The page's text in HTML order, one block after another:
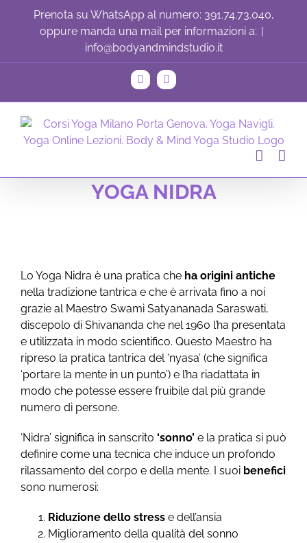
Prenota su WhatsApp al numero: 391.74.73.040,
oppure manda una mail per informazioni a: |
info@bodyandmindstudio.it
InstagramFacebook
YOGA NIDRA
Lo Yoga Nidra è una pratica che ha origini antiche
nella tradizione tantrica e che è arrivata fino a noi
grazie al Maestro Swami Satyananada Saraswati,
discepolo di Shivananda che nel 1960 l’ha presentata
e utilizzata in modo scientifico. Questo Maestro ha
ripreso la pratica tantrica del ‘nyasa’ (che significa
‘portare la mente in un punto’) e l’ha riadattata in
modo che potesse essere fruibile dal più grande
numero di persone.
‘Nidra’ significa in sanscrito ‘sonno’ e la pratica si può
definire come una tecnica che induce un profondo
rilassamento del corpo e della mente. I suoi benefici
sono numerosi:
Riduzione dello stress e dell’ansia
Miglioramento della qualità del sonno